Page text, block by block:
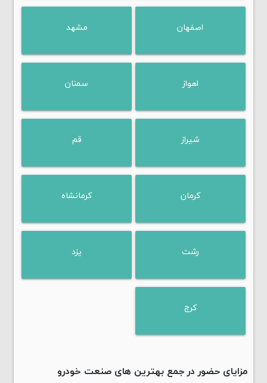
اصفهان مشهد
اهواز سمنان
شیراز قم
کرمان کرمانشاه
رشت یزد
کرج
مزایای حضور در جمع بهترین های صنعت خودرو